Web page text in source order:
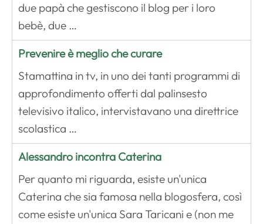
due papà che gestiscono il blog per i loro
bebè, due …
Prevenire è meglio che curare
Stamattina in tv, in uno dei tanti programmi di
approfondimento offerti dal palinsesto
televisivo italico, intervistavano una direttrice
scolastica …
Alessandro incontra Caterina
Per quanto mi riguarda, esiste un'unica
Caterina che sia famosa nella blogosfera, così
come esiste un'unica Sara Taricani e (non me